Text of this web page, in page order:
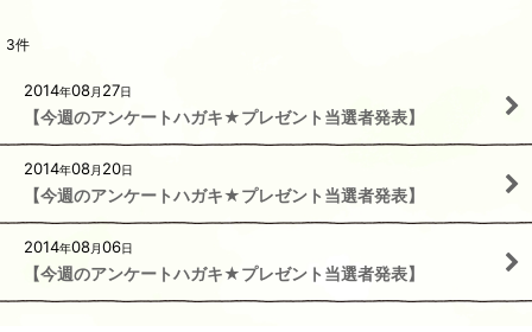
3件
2014年08月 27日
【今週のアンケートハガキ★プレゼント当選者発表】
2014年08月 20日
【今週のアンケートハガキ★プレゼント当選者発表】
2014年08月06日
【今週のアンケートハガキ★プレゼント当選者発表】